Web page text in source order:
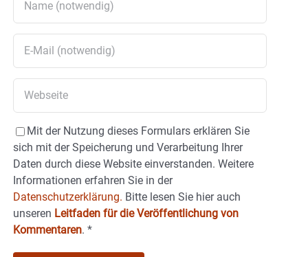
Mit der Nutzung dieses Formulars erklären Sie
sich mit der Speicherung und Verarbeitung Ihrer
Daten durch diese Website einverstanden. Weitere
Informationen erfahren Sie in der
Datenschutzerklärung. Bitte lesen Sie hier auch
unseren Leitfaden für die Veröffentlichung von
Kommentaren. *